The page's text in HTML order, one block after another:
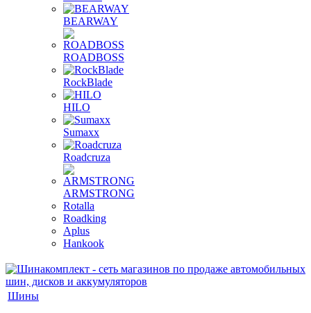
BEARWAY
ROADBOSS
RockBlade
HILO
Sumaxx
Roadcruza
ARMSTRONG
Rotalla
Roadking
Aplus
Hankook
Шины